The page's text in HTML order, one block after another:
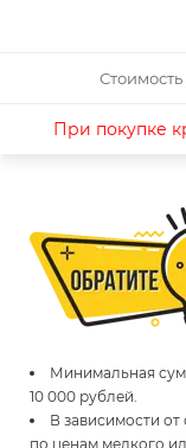
При покупке
Минимальная
10 000 рублей.
В зависимости от
по ценам мелкого